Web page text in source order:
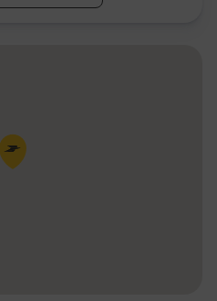
Pin de la carte